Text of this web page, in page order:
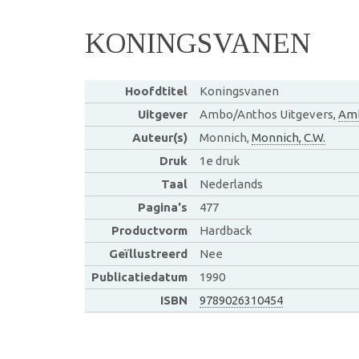
KONINGSVANEN
Hoofdtitel
Koningsvanen
Uitgever
Ambo/Anthos Uitgevers,
Auteur(s)
Monnich, Monnich, C.W.
Druk
1e druk
Taal
Nederlands
Pagina's
477
Productvorm
Hardback
Geïllustreerd
Nee
Publicatiedatum
1990
ISBN
9789026310454